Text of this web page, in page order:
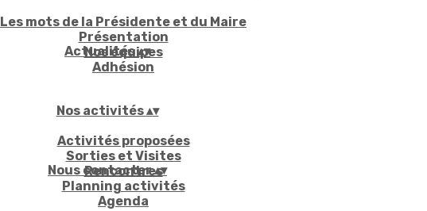
Les mots de la Présidente et du Maire
Présentation
Nos équipes
Adhésion
Actualités▴▾
Nos activités▴▾
Activités proposées
Sorties et Visites
Rencontres
Planning activités
Agenda
Nous contacter▴▾